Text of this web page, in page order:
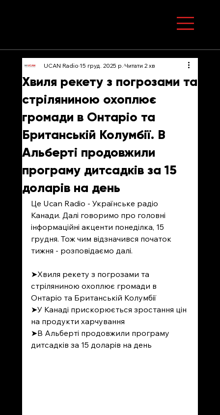
Хвиля рекету з погрозами та
стріляниною охоплює
громади в Онтаріо та
Британській Колумбії. В
Альберті продовжили
програму дитсадків за 15
доларів на день
UCAN Radio15 груд. 2025 р. Читати 2 хв
Це Ucan Radio - Українське радіо
Канади. Далі говоримо про головні
інформаційні акценти понеділка, 15
грудня. Тож чим відзначився початок
тижня - розповідаємо далі.
➤Хвиля рекету з погрозами та
стріляниною охоплює громади в
Онтаріо та Британській Колумбії
➤У Канаді прискорюється зростання цін
на продукти харчування
➤В Альберті продовжили програму
дитсадків за 15 доларів на день